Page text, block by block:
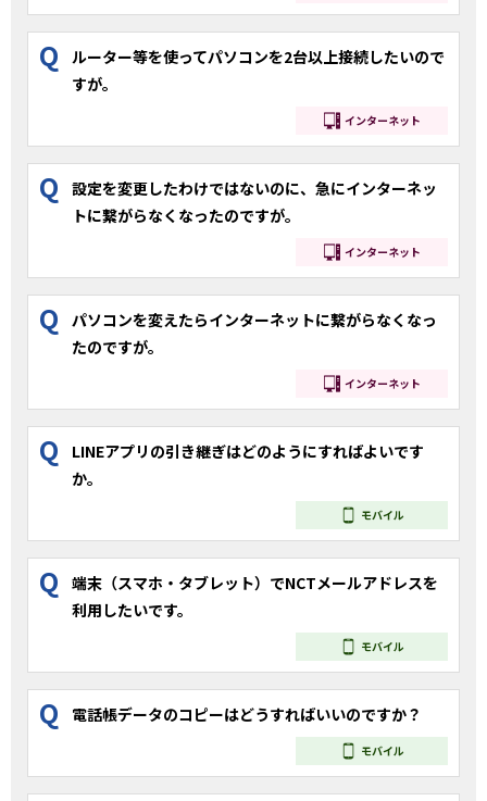
Q
ルーター等を使ってパソコンを2台以上接続したいので
すが。
インターネット
Q
設定を変更したわけではないのに、急にインターネッ
トに繋がらなくなったのですが。
インターネット
Q
パソコンを変えたらインターネットに繋がらなくなっ
たのですが。
インターネット
Q
LINEアプリの引き継ぎはどのようにすればよいです
か。
モバイル
Q
端末（スマホ・タブレット）でNCTメールアドレスを
利用したいです。
モバイル
Q 電話帳データのコピーはどうすればいいのですか？
モバイル